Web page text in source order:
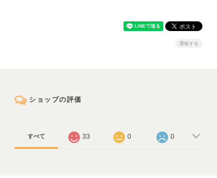
通報する
ショップの評価
すべて 33 0 0